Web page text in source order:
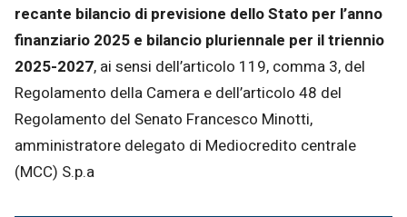
recante bilancio di previsione dello Stato per l’anno
finanziario 2025 e bilancio pluriennale per il triennio
2025-2027, ai sensi dell’articolo 119, comma 3, del
Regolamento della Camera e dell’articolo 48 del
Regolamento del Senato Francesco Minotti,
amministratore delegato di Mediocredito centrale
(MCC) S.p.a